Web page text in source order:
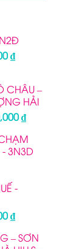
₫.
₫Giá
là:
2,390,000 ₫.
CHÂU –
HẢI
₫.
₫Giá
tại
là:
3N3D
-
₫Giá
tại
– SƠN